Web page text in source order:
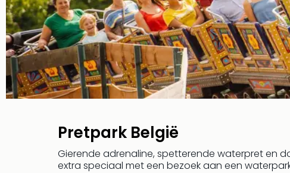
Pretpark België
Gierende adrenaline, spetterende waterpret en
extra speciaal met een bezoek aan een